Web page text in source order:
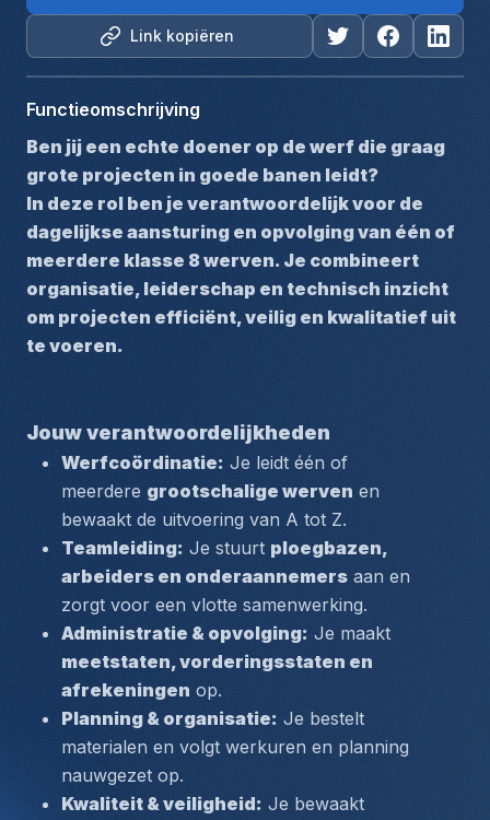
Link kopiëren
Functieomschrijving
Ben jij een echte doener op de werf die graag
grote projecten in goede banen leidt?
In deze rol ben je verantwoordelijk voor de
dagelijkse aansturing en opvolging van één of
meerdere klasse 8 werven. Je combineert
organisatie, leiderschap en technisch inzicht
om projecten efficiënt, veilig en kwalitatief uit
te voeren.
Jouw verantwoordelijkheden
Werfcoördinatie: Je leidt één of
meerdere grootschalige werven en
bewaakt de uitvoering van A tot Z.
Teamleiding: Je stuurt ploegbazen,
arbeiders en onderaannemers aan en
zorgt voor een vlotte samenwerking.
Administratie & opvolging:
meetstaten, vorderingsstaten en
afrekeningen op.
Planning & organisatie: Je bestelt
materialen en volgt werkuren en planning
nauwgezet op.
Kwaliteit & veiligheid: